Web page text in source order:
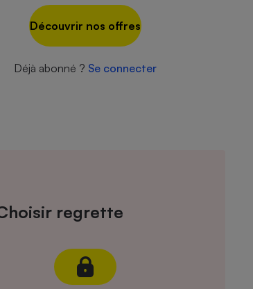
Découvrir nos offres
Déjà abonné ? Se connecter
regrette
portable
Lessive